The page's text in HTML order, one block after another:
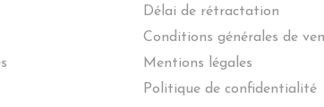
Délai de rétractation
Conditions générales de
Mentions légales
Politique de confidentialité